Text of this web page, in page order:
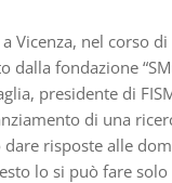
Vicenza, nel corso
dalla fondazione
presidente di
di una
dare risposte alle
lo si può fare